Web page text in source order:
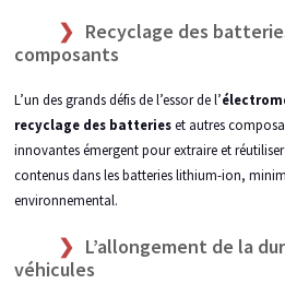
Recyclage des
composants
L’un des grands défis de l’essor de l’
recyclage des batterieset autres
innovantes émergent pour extraire et
contenus dans les batteries lithium-ion,
environnemental.
L’allongement de la
véhicules